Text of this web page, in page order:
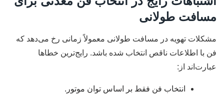
مسافت طولانی
مشکلات تهویه در مسافت طولانی معمولاً زمانی رخ می‌دهد که
فن با اطلاعات ناقص انتخاب شده باشد. رایج‌ترین خطاها
عبارت‌اند از:
انتخاب فن فقط بر اساس توان موتور.